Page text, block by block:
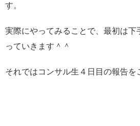
す。
実際にやってみることで、最初は下
っていきます＾＾
それではコンサル生４日目の報告を